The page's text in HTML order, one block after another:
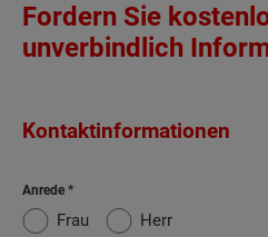
Fordern Sie
unverbindlich
Kontaktinformationen
Anrede
Frau Herr